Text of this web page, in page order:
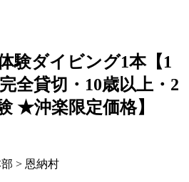
験ダイビング1本【1
全貸切・10歳以上・2
★沖楽限定価格】
> 恩納村